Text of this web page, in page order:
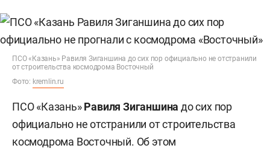
ПСО «Казань» Равиля Зиганшина до сих пор официально не отстранили
от строительства космодрома Восточный
Фото: kremlin.ru
ПСО «Казань»Равиля Зиганшина до сих пор
официально не отстранили от строительства
космодрома Восточный. Об этом